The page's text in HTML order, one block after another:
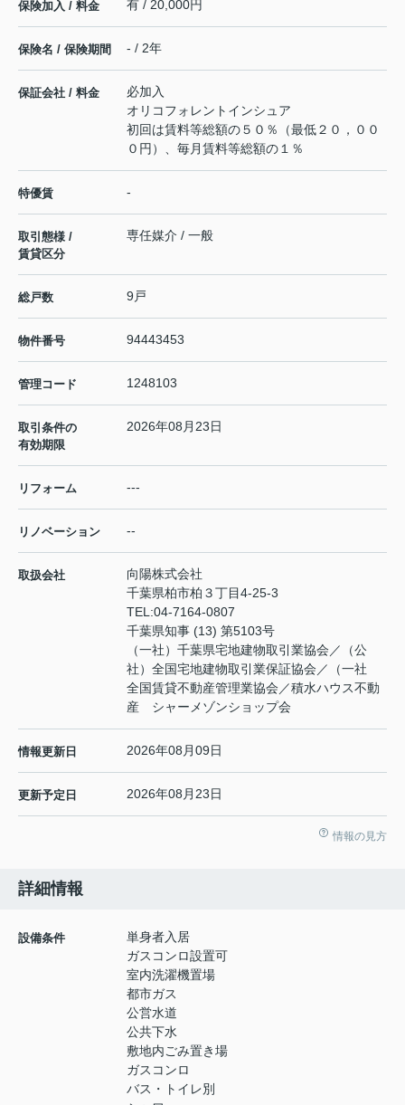
保険加入 / 料金 有 / 20,000円
保険名 / 保険期間 - / 2年
保証会社 / 料金
必加入
オリコフォレントインシュア
初回は賃料等総額の５０％（最低２０，００
０円）、毎月賃料等総額の１％
特優賃 -
取引態様 /
賃貸区分
専任媒介 / 一般
総戸数 9戸
物件番号 94443453
管理コード 1248103
取引条件の
有効期限
2026年08月23日
リフォーム ---
リノベーション --
取扱会社
向陽株式会社
千葉県柏市柏３丁目4-25-3
TEL:04-7164-0807
千葉県知事 (13) 第5103号
（一社）千葉県宅地建物取引業協会／（公
社）全国宅地建物取引業保証協会／（一社
全国賃貸不動産管理業協会／積水ハウス不動
産 シャーメゾンショップ会
情報更新日 2026年08月09日
更新予定日 2026年08月23日
情報の見方
詳細情報
設備条件
単身者入居
ガスコンロ設置可
室内洗濯機置場
都市ガス
公営水道
公共下水
敷地内ごみ置き場
ガスコンロ
バス・トイレ別